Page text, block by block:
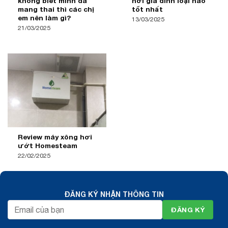
mang thai thì các chị
em nên làm gì?
21/03/2025
tốt nhất
13/03/2025
Review máy xông hơi
ướt Homesteam
22/02/2025
ĐĂNG KÝ NHẬN THÔNG TIN